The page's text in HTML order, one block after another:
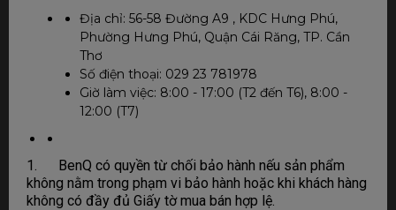
Địa chỉ: 56-58 Đường A9 , KDC Hưng Phú,
Phường Hưng Phú, Quận Cái Răng, TP. Cần
Thơ
Số điện thoại: 029 23 781978
Giờ làm việc: 8:00 - 17:00 (T2 đến T6), 8:00 -
12:00 (T7)
1. BenQ có quyền từ chối bảo hành nếu sản phẩm
không nằm trong phạm vi bảo hành hoặc khi khách hàng
không có đầy đủ Giấy tờ mua bán hợp lệ.